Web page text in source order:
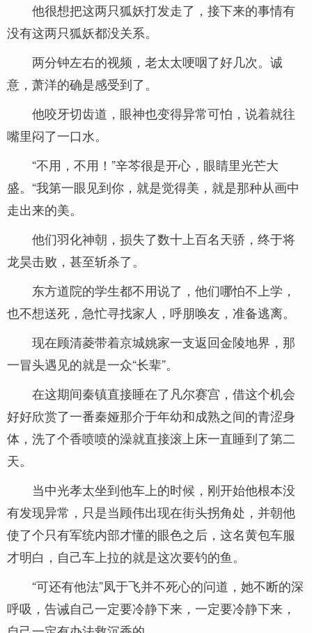
他很想把这两只狐妖打发走了，接下来的事情有
没有这两只狐妖都没关系。
两分钟左右的视频，老太太哽咽了好几次。诚
意，萧洋的确是感受到了。
他咬牙切齿道，眼神也变得异常可怕，说着就往
嘴里闷了一口水。
“不用，不用！”辛芩很是开心，眼睛里光芒大
盛。“我第一眼见到你，就是觉得美，就是那种从画中
走出来的美。
他们羽化神朝，损失了数十上百名天骄，终于将
龙昊击败，甚至斩杀了。
东方道院的学生都不用说了，他们哪怕不上学，
也不想送死，急忙寻找家人，呼朋唤友，准备逃离。
现在顾清菱带着京城姚家一支返回金陵地界，那
一冒头遇见的就是一众“长辈”。
在这期间秦镇直接睡在了凡尔赛宫，借这个机会
好好欣赏了一番秦娅那介于年幼和成熟之间的青涩身
体，洗了个香喷喷的澡就直接滚上床一直睡到了第二
天。
当中光孝太坐到他车上的时候，刚开始他根本没
有发现异常，只是当顾伟出现在街头拐角处，并朝他
使了个只有军统内部才懂的眼色之后，这名黄包车服
才明白，自己车上拉的就是这次要钓的鱼。
“可还有他法”凤于飞并不死心的问道，她不断的深
呼吸，告诫自己一定要冷静下来，一定要冷静下来，